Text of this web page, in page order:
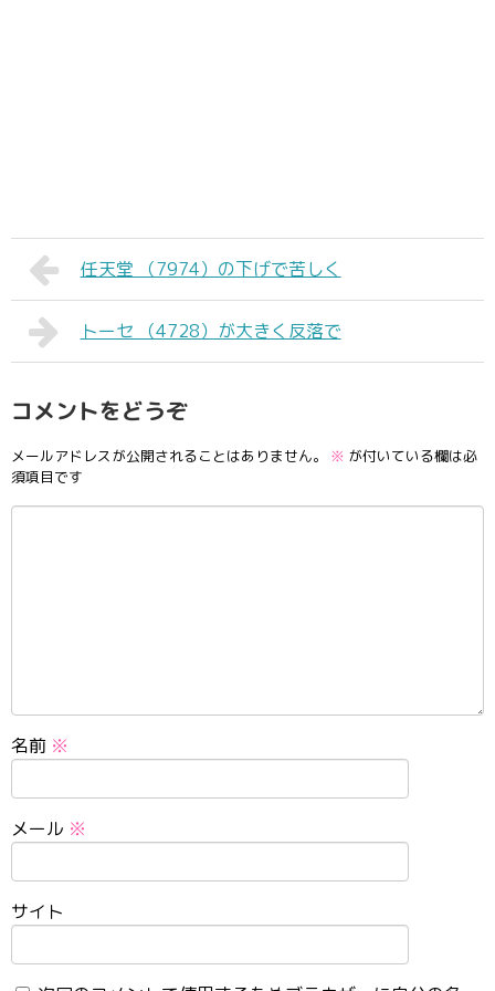
任天堂 （7974）の下げで苦しく
トーセ （4728）が大きく反落で
コメントをどうぞ
メールアドレスが公開されることはありません。 ※ が付いている欄は必
須項目です
名前 ※
メール ※
サイト